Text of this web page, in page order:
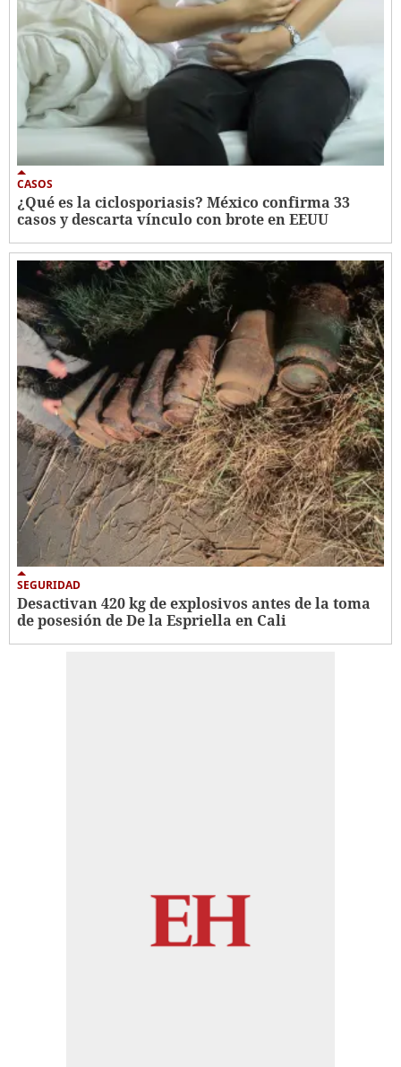
CASOS
¿Qué es la ciclosporiasis? México confirma 33
casos y descarta vínculo con brote en EEUU
SEGURIDAD
Desactivan 420 kg de explosivos antes de la toma
de posesión de De la Espriella en Cali